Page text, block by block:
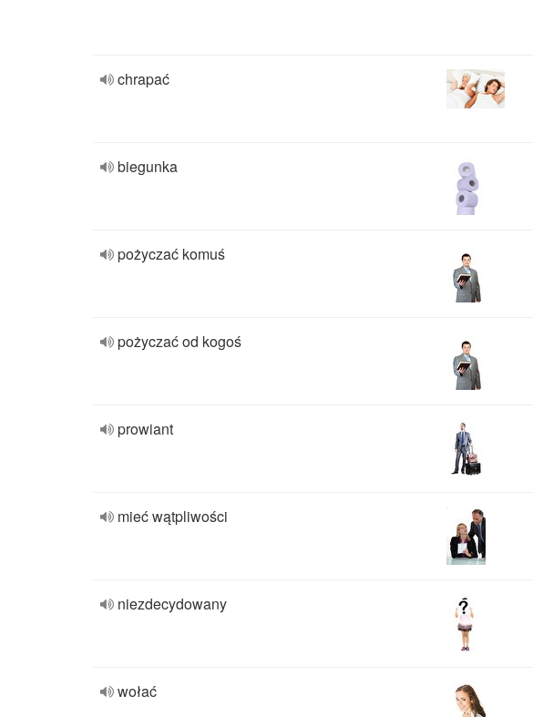
chrapać
biegunka
pożyczać komuś
pożyczać od kogoś
prowiant
mieć wątpliwości
niezdecydowany
wołać